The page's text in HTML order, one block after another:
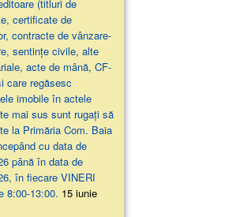
(titluri de
certificate de
contracte de vânzare-
sentințe civile, alte
acte de mână, CF-
care regăsesc
imobile în actele
mai sus sunt rugați să
la Primăria Com. Baia
cu data de
până în data de
în fiecare VINERI
8:00-13:00. 15 iunie